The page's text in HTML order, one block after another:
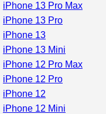
iPhone 13 Pro Max
iPhone 13 Pro
iPhone 13
iPhone 13 Mini
iPhone 12 Pro Max
iPhone 12 Pro
iPhone 12
iPhone 12 Mini